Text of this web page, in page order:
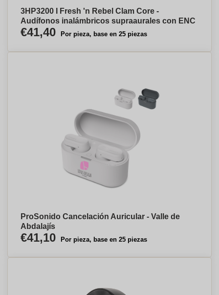
3HP3200 I Fresh 'n Rebel Clam Core -
Audífonos inalámbricos supraaurales con ENC
€41,40 Por pieza, base en 25 piezas
ProSonido Cancelación Auricular - Valle de
Abdalajís
€41,10 Por pieza, base en 25 piezas